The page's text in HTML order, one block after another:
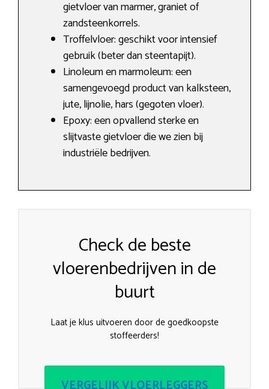
gietvloer van marmer, graniet of
zandsteenkorrels.
Troffelvloer: geschikt voor intensief
gebruik (beter dan steentapijt).
Linoleum en marmoleum: een
samengevoegd product van kalksteen,
jute, lijnolie, hars (gegoten vloer).
Epoxy: een opvallend sterke en
slijtvaste gietvloer die we zien bij
industriële bedrijven.
Check de beste
vloerenbedrijven in de
buurt
Laat je klus uitvoeren door de goedkoopste
stoffeerders!